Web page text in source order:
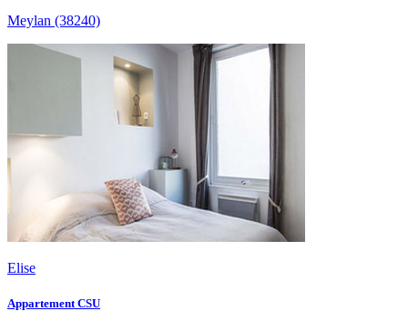
Meylan (38240)
Elise
Appartement CSU